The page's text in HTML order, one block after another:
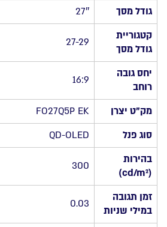
27
2K
QD-
OLED
0.03ms
500Hz
HDR
USB
KVM
גודל מסך
27″
קטגוריית
גודל מסך
27-29
יחס גובה
רוחב
16:9
מק”ט יצרן
FO27Q5P EK
סוג פנל
QD-OLED
בהירות
(cd/m²)
300
זמן תגובה
במילי שניות
0.03